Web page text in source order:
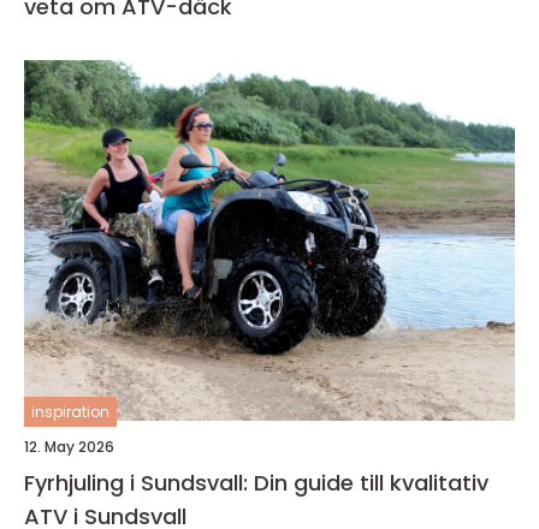
veta om ATV-däck
inspiration
12. May 2026
Fyrhjuling i Sundsvall: Din guide till kvalitativ
ATV i Sundsvall